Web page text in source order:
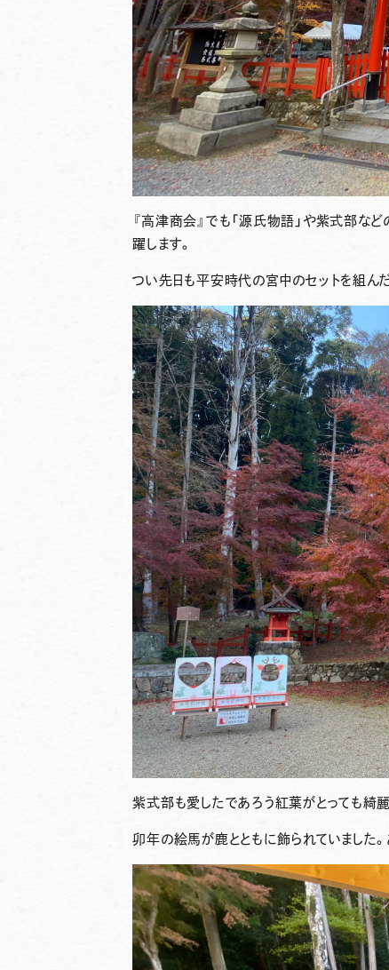
『高津商会』でも「源氏物語」や紫式部な
躍します。
つい先日も平安時代の宮中のセットを組ん
紫式部も愛したであろう紅葉がとっても綺
卯年の絵馬が鹿とともに飾られていました